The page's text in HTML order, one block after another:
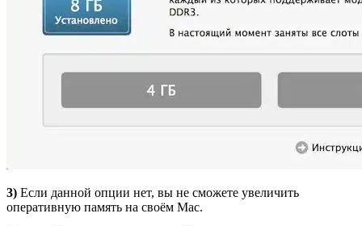
3) Если данной опции нет, вы не сможете увеличить
оперативную память на своём Mac.